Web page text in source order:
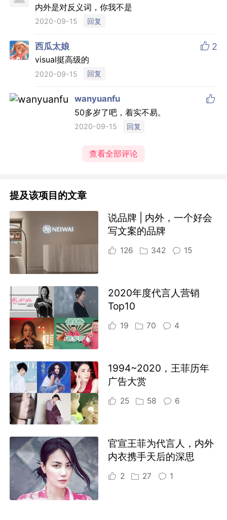
内外是对反义词，你我不是
2020-09-15 回复
西瓜太娘  2
visual挺高级的
2020-09-15 回复
wanyuanfu 
50多岁了吧，着实不易。
2020-09-15 回复
查看全部评论
提及该项目的文章
说品牌 | 内外，一个好会
写文案的品牌
126 342 15
2020年度代言人营销
Top10
19 70 4
1994~2020，王菲历年
广告大赏
25 58 6
官宣王菲为代言人，内外
内衣携手天后的深思
2 27 1